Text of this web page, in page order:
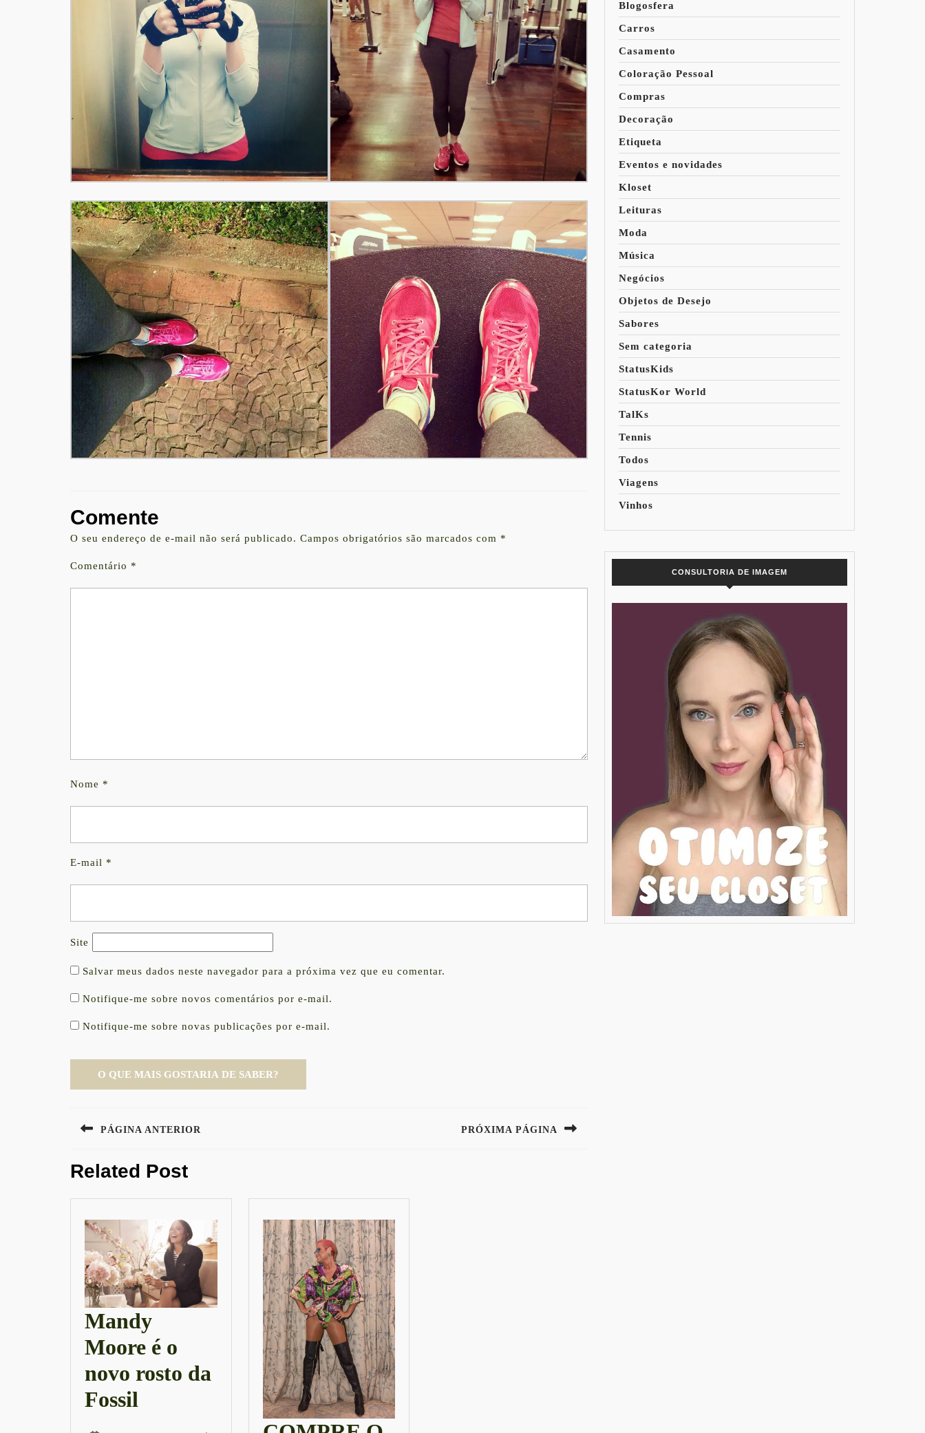
Comente
O seu endereço de e-mail não será publicado. Campos obrigatórios são marcados com *
Comentário *
Nome *
E-mail *
Site
Salvar meus dados neste navegador para a próxima vez que eu comentar.
Notifique-me sobre novos comentários por e-mail.
Notifique-me sobre novas publicações por e-mail.
de
Post
PÁGINA ANTERIOR
post:
PRÓXIMA PÁGINA
Related Post
Mandy
Moore é o
novo rosto da
Fossil
Blogosfera
Carros
Casamento
Coloração Pessoal
Compras
Decoração
Etiqueta
Eventos e novidades
Kloset
Leituras
Moda
Música
Negócios
Objetos de Desejo
Sabores
Sem categoria
StatusKids
StatusKor World
TalKs
Tennis
Todos
Viagens
Vinhos
CONSULTORIA DE IMAGEM